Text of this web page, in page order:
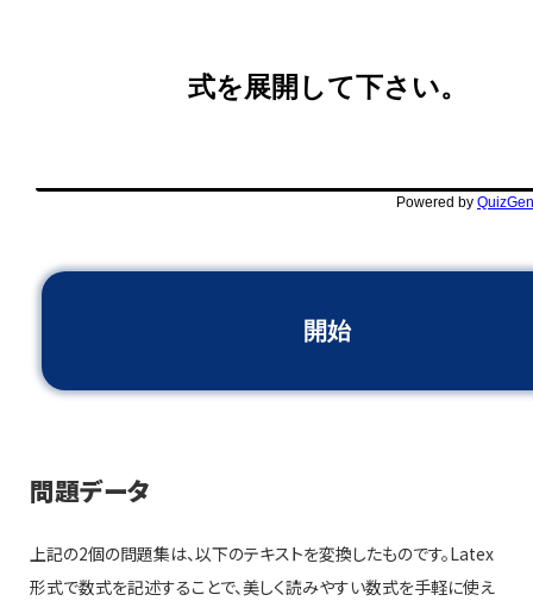
問題データ
上記の2個の問題集は、以下のテキストを変換したものです。Latex
形式で数式を記述することで、美しく読みやすい数式を手軽に使え